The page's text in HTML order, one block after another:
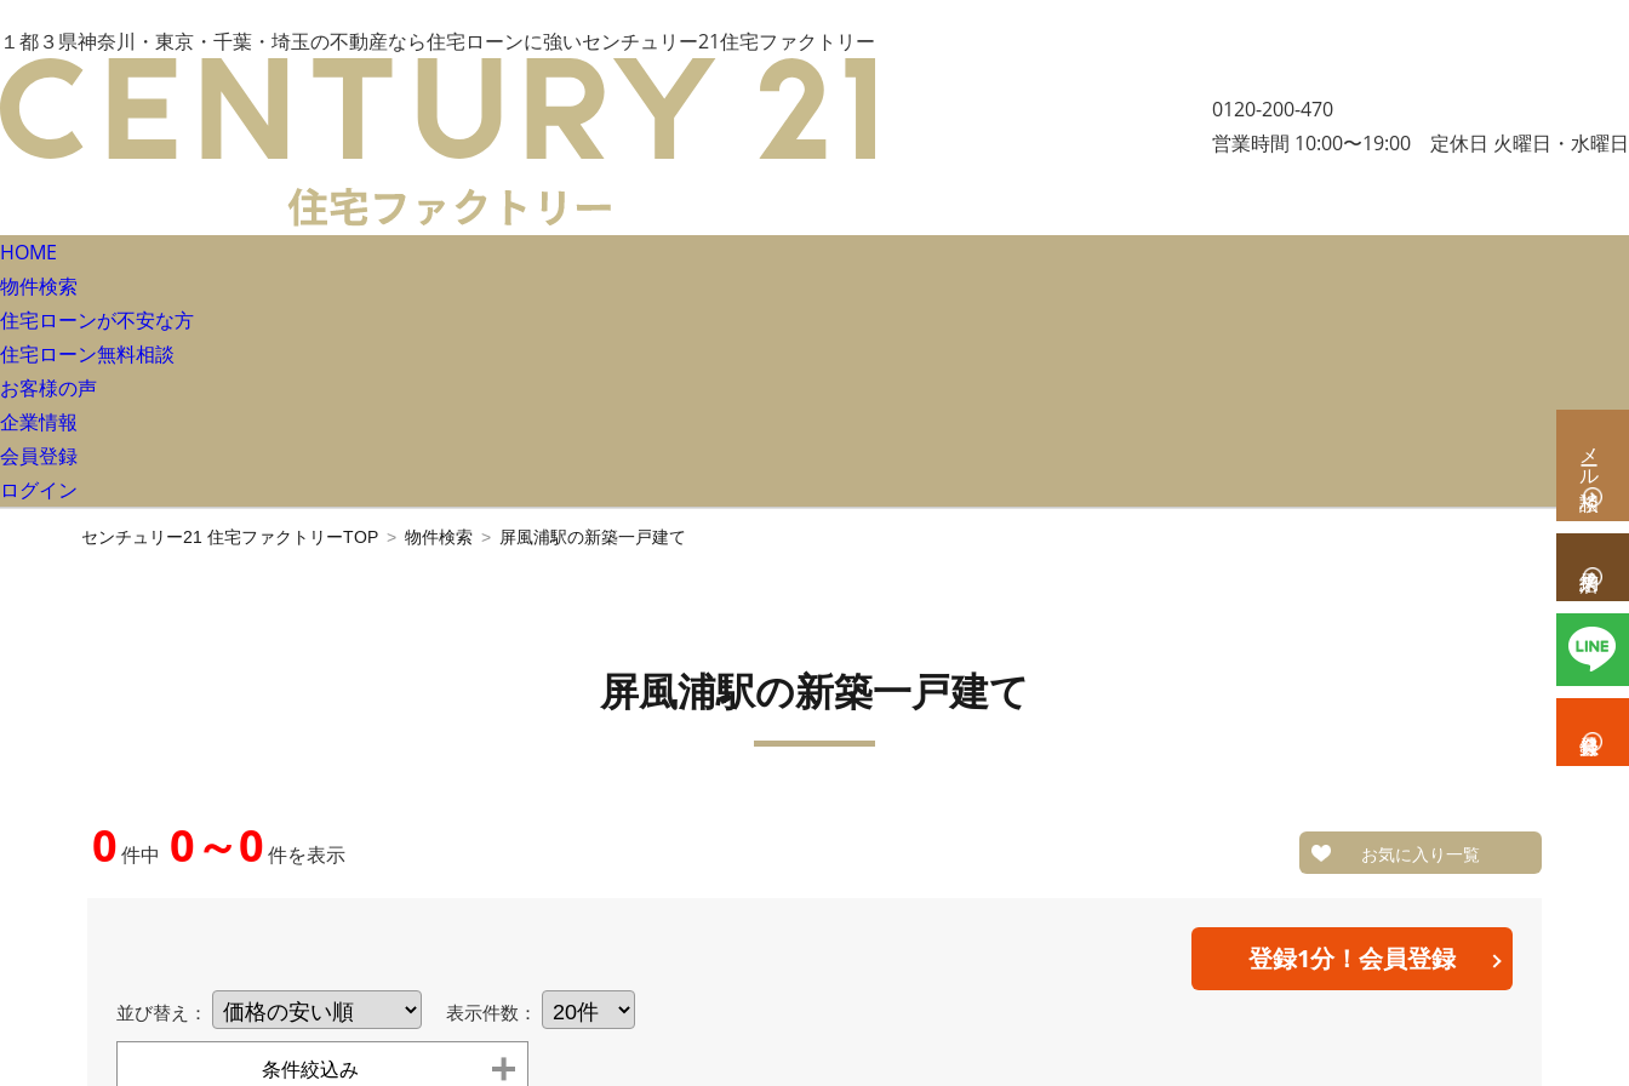
１都３県神奈川・東京・千葉・埼玉の不動産なら住宅ローンに強いセンチュリー21住宅ファクトリー
0120-200-470
営業時間 10:00〜19:00 定休日 火曜日・水曜日
HOME
物件検索
住宅ローンが不安な方
住宅ローン無料相談
お客様の声
企業情報
会員登録
ログイン
メール相談
センチュリー21 住宅ファクトリーTOP 物件検索 屏風浦駅の新築一戸建て
屏風浦駅の新築一戸建て
0件中 0～0件を表示 お気に入り一覧
登録1分！会員登録
並び替え： 表示件数：
条件絞込み